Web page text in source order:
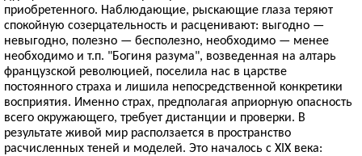
приобретенного. Наблюдающие, рыскающие глаза теряют
спокойную созерцательность и расценивают: выгодно —
невыгодно, полезно — бесполезно, необходимо — менее
необходимо и т.п. "Богиня разума", возведенная на алтарь
французской революцией, поселила нас в царстве
постоянного страха и лишила непосредственной конкретики
восприятия. Именно страх, предполагая априорную опасность
всего окружающего, требует дистанции и проверки. В
результате живой мир расползается в пространство
расчисленных теней и моделей. Это началось с XIX века: